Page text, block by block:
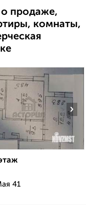
продаже,
комнаты,
›
41